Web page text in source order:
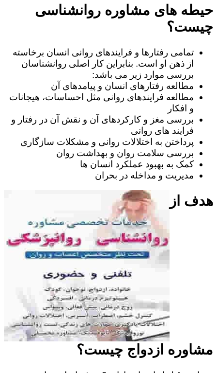
حیطه های مشاوره روانشناسی
چیست؟
تمامی رفتارها و فرایندهای روانی انسان برخاسته
از ذهن او است. بنابراین کار اصلی روانشناسان
بررسی موارد زیر می باشد:
مطالعه رفتارهای انسان و پیامدهای آن
مطالعه فرایندهای روانی مثل احساسات، هیجانات
و افکار
بررسی مغز و کارکردهای آن و نقش آن در رفتار و
فرایند های روانی
پرداختن به اختلالات روانی و مشکلات سازگاری
بررسی سلامت روان و بهداشت روان
کمک به بهبود عملکرد انسان ها
مدیریت و مداخله در بحران
هدف از
مشاوره ازدواج چیست؟